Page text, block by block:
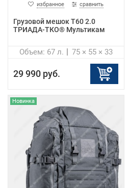
избранное сравнить
Грузовой мешок Т60 2.0
ТРИАДА-ТКО® Мультикам
75 × 55 × 33
Объем: 67 л.
29 990 руб.
Новинка